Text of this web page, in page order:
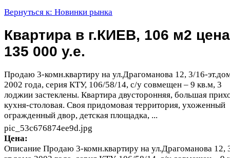
Вернуться к: Новинки рынка
Квартира в г.КИЕВ, 106 м2 цена
135 000 у.е.
Продаю 3-комн.квартиру на ул.Драгоманова 12, 3/16-
2002 года, серия КТУ, 106/58/14, с/у совмещен – 9 кв.м, 3
лоджии застеклены. Квартира двусторонняя, большая
кухня-столовая. Своя придомовая территория, ухоженный
огражденный двор, детская площадка, ...
pic_53c676874ee9d.jpg
Цена:
Описание Продаю 3-комн.квартиру на ул.Драгоманова 12,